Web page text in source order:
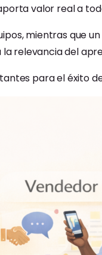
valor real a
mientras que
relevancia del
para el éxito